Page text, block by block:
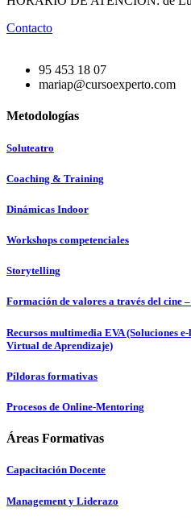
Contacto
95 453 18 07
mariap@cursoexperto.com
Metodologías
Soluteatro
Coaching & Training
Dinámicas Indoor
Workshops competenciales
Storytelling
Formación de valores a través del cine
Recursos multimedia EVA (Soluciones
Virtual de Aprendizaje)
Píldoras formativas
Procesos de Online-Mentoring
Áreas Formativas
Capacitación Docente
Management y Liderazo